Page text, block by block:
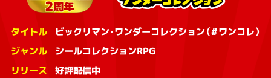
タイトル ビックリマン・ワンダーコレクション（#ワンコレ）
ジャンル シールコレクションRPG
リリース 好評配信中